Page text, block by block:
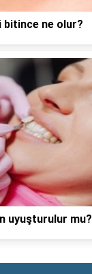
bitince ne olur?
uyuşturulur mu?